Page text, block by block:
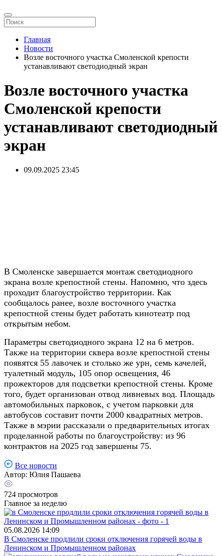
Главная
Новости
Возле восточного участка Смоленской крепости
устанавливают светодиодный экран
Возле восточного участка
Смоленской крепости
устанавливают светодиодный
экран
09.09.2025 23:45
В Смоленске завершается монтаж светодиодного
экрана возле крепостной стены. Напомню, что здесь
проходит благоустройство территории. Как
сообщалось ранее, возле восточного участка
крепостной стены будет работать кинотеатр под
открытым небом.
Параметры светодиодного экрана 12 на 6 метров.
Также на территории сквера возле крепостной стены
появятся 55 лавочек и столько же урн, семь качелей,
туалетный модуль, 105 опор освещения, 46
прожекторов для подсветки крепостной стены. Кроме
того, будет организован отвод ливневых вод. Площадь
автомобильных парковок, с учетом парковки для
автобусов составит почти 2000 квадратных метров.
Также в мэрии рассказали о предварительных итогах
проделанной работы по благоустройству: из 96
контрактов на 2025 год завершены 75.
Все новости
Автор: Юлия Пашаева
724 просмотров
Главное за неделю
05.08.2026 14:09
В Смоленске продлили сроки отключения горячей воды в
Ленинском и Промышленном районах